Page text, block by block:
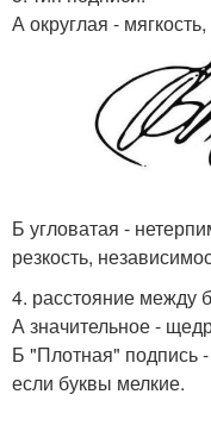
А округлая -
Б угловатая -
резкость,
4. расстояние между
А значительное -
Б "Плотная" подпись -
если буквы мелкие.